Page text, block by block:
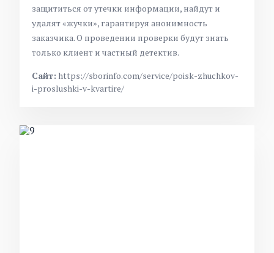
защититься от утечки информации, найдут и
удалят «жучки», гарантируя анонимность
заказчика. О проведении проверки будут знать
только клиент и частный детектив.
Сайт: https://sborinfo.com/service/poisk-zhuchkov-
i-proslushki-v-kvartire/